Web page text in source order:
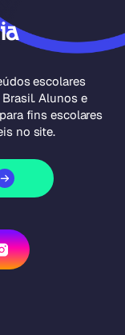
escolares
Alunos e
fins escolares
no site.